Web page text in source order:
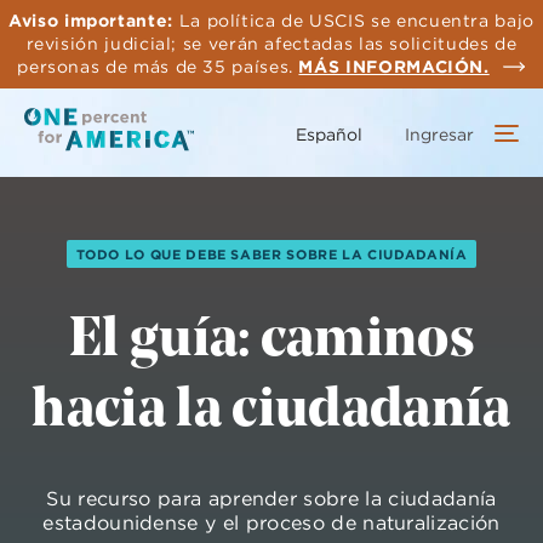
Saltar
contenido
principal
Aviso importante: La política de USCIS se encuentra bajo
revisión judicial; se verán afectadas las solicitudes de
personas de más de 35 países. MÁS INFORMACIÓN.
Español Ingresar
TODO LO QUE DEBE SABER SOBRE LA CIUDADANÍA
El guía: caminos
hacia la ciudadanía
Su recurso para aprender sobre la ciudadanía
estadounidense y el proceso de naturalización